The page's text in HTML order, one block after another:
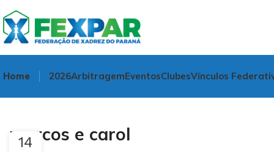
Home 2026ArbitragemEventosClubesVínculos
marcos e carol
14